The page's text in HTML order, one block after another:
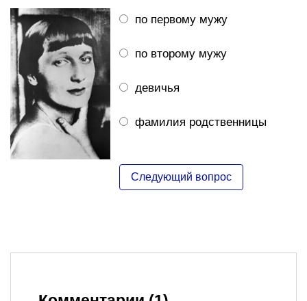
по первому мужу
по второму мужу
девичья
фамилия родственницы